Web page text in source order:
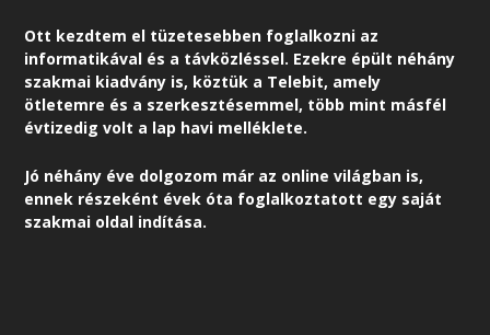
Ott kezdtem el tüzetesebben foglalkozni az
informatikával és a távközléssel. Ezekre épült néhány
szakmai kiadvány is, köztük a Telebit, amely
ötletemre és a szerkesztésemmel, több mint másfél
évtizedig volt a lap havi melléklete.
Jó néhány éve dolgozom már az online világban is,
ennek részeként évek óta foglalkoztatott egy saját
szakmai oldal indítása.